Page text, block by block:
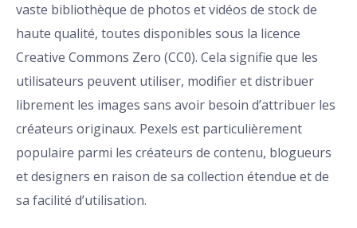
vaste bibliothèque de photos et vidéos de stock de
haute qualité, toutes disponibles sous la licence
Creative Commons Zero (CC0). Cela signifie que les
utilisateurs peuvent utiliser, modifier et distribuer
librement les images sans avoir besoin d’attribuer les
créateurs originaux. Pexels est particulièrement
populaire parmi les créateurs de contenu, blogueurs
et designers en raison de sa collection étendue et de
sa facilité d’utilisation.